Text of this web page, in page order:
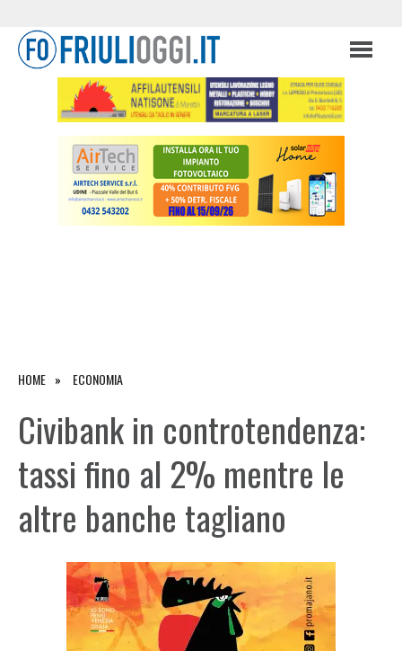
HOME ECONOMIA
Civibank in controtendenza:
tassi fino al 2% mentre le
altre banche tagliano